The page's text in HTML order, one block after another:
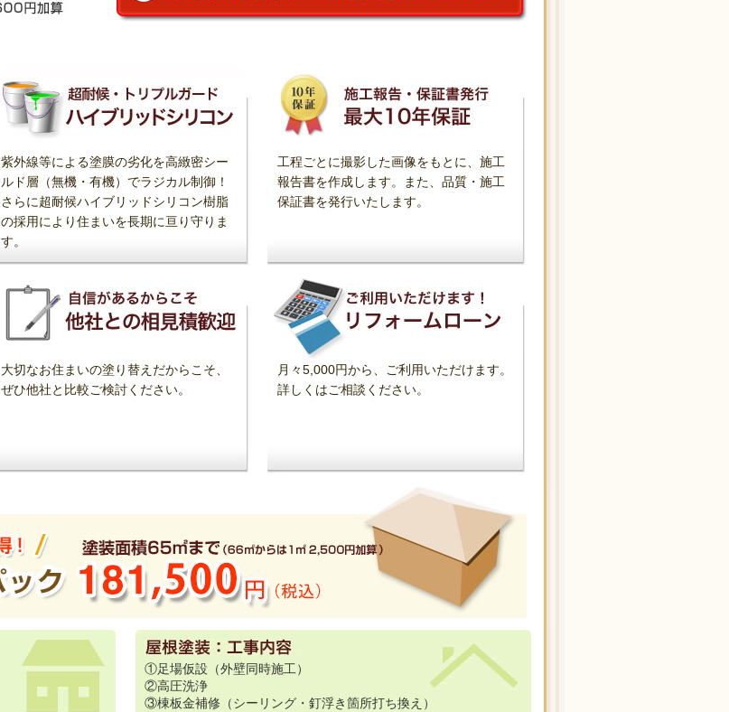
紫外線等による塗膜の劣化を高緻密シー
ルド層（無機・有機）でラジカル制御！
さらに超耐候ハイブリッドシリコン樹脂
の採用により住まいを長期に亘り守りま
す。
工程ごとに撮影した画像をもとに、施工
報告書を作成します。また、品質・施工
保証書を発行いたします。
大切なお住まいの塗り替えだからこそ、
ぜひ他社と比較ご検討ください。
月々5,000円から、ご利用いただけます。
詳しくはご相談ください。
①足場仮設（外壁同時施工）
②高圧洗浄
③棟板金補修（シーリング・釘浮き箇所打ち換え）